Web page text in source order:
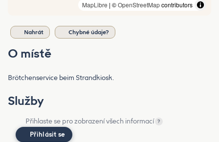
MapLibre | ©OpenStreetMapcontributors
Nahrát Chybné údaje?
O místě
Brötchenservice beim Strandkiosk.
Služby
Přihlaste se pro zobrazení všech informací ?
Přihlásit se